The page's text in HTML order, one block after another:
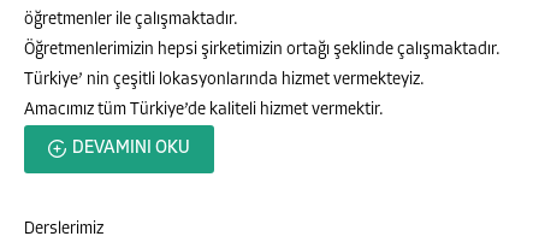
öğretmenler ile çalışmaktadır.
Öğretmenlerimizin hepsi şirketimizin ortağı şeklinde çalışmaktadır.
Türkiye’ nin çeşitli lokasyonlarında hizmet vermekteyiz.
Amacımız tüm Türkiye’de kaliteli hizmet vermektir.
DEVAMINI OKU
Derslerimiz
Özel Ders Sepeti